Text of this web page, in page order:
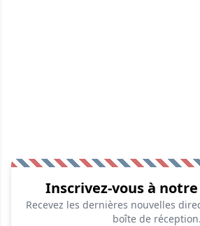
Inscrivez-vous à
Recevez les dernières nouvelles
boîte de réception.